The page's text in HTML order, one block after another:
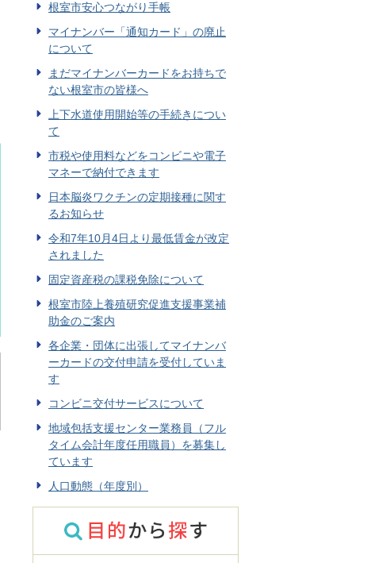
根室市安心つながり手帳
マイナンバー「通知カード」の廃止
について
まだマイナンバーカードをお持ちで
ない根室市の皆様へ
上下水道使用開始等の手続きについ
て
市税や使用料などをコンビニや電子
マネーで納付できます
日本脳炎ワクチンの定期接種に関す
るお知らせ
令和7年10月4日より最低賃金が改定
されました
固定資産税の課税免除について
根室市陸上養殖研究促進支援事業補
助金のご案内
各企業・団体に出張してマイナンバ
ーカードの交付申請を受付していま
す
コンビニ交付サービスについて
地域包括支援センター業務員（フル
タイム会計年度任用職員）を募集し
ています
人口動態（年度別）